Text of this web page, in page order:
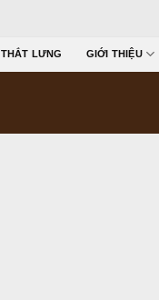
THẮT LƯNG GIỚI THIỆU